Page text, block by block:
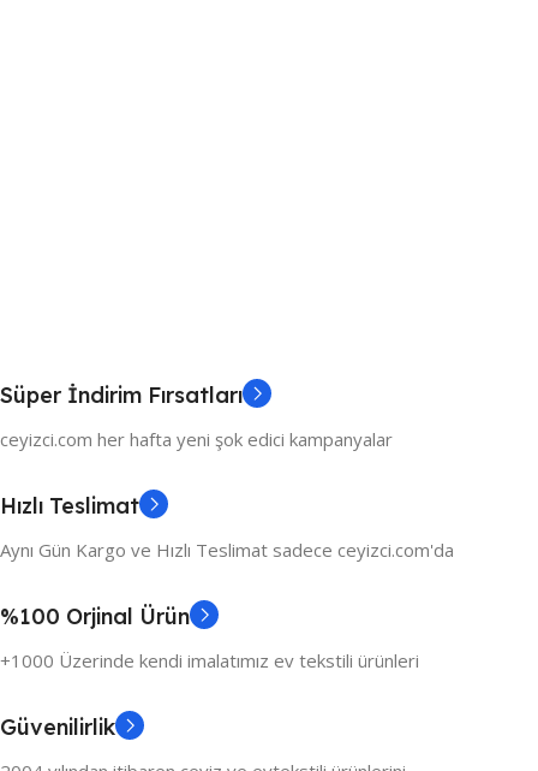
Süper İndirim Fırsatları
ceyizci.com her hafta yeni şok edici kampanyalar
Hızlı Teslimat
Aynı Gün Kargo ve Hızlı Teslimat sadece ceyizci.com'da
%100 Orjinal Ürün
+1000 Üzerinde kendi imalatımız ev tekstili ürünleri
Güvenilirlik